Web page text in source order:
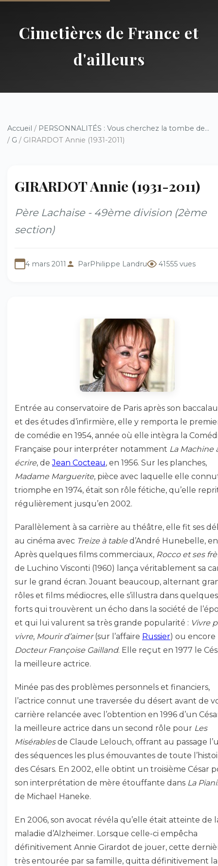
Cimetières de France et
d'ailleurs
Accueil / PERSONNALITÉS : Vous cherchez la tombe de...
/ G / GIRARDOT Annie (1931-2011)
GIRARDOT Annie (1931-2011)
Père Lachaise - 49ème division (2ème
section)
4 mars 2011 ParPhilippe Landru 41555 vues
Entrée au conservatoire de Paris après son
et des études d’infirmière, elle y remporta le
de comédie en 1954, année où elle intègra la
Française pour interpréter notamment La Machine
écrire, deJean Cocteau, en 1956. Sur les planches,
Madame Marguerite, pièce avec laquelle elle
triomphe en 1974, était son rôle fétiche, qu’elle
régulièrement jusqu’en 2002.
Parallèlement à sa carrière au théâtre, elle fit ses
au cinéma avec Treize à table d’André Hunebelle, en
Après quelques films commerciaux, Rocco et ses
de Luchino Visconti (1960) lança véritablement sa
sur le grand écran. Jouant beaucoup, alternant
rôles et films médiocres, elle s’illustra dans
forts qui trouvèrent un écho dans la société de
et qui lui valurent sa très grande popularité : Vivre
vivre, Mourir d’aimer(sur l’affaire Russier) ou encore
Docteur Françoise Gailland. Elle reçut en 1977 le
la meilleure actrice.
Minée pas des problèmes personnels et financiers,
l’actrice connut une traversée du désert avant de
carrière relancée avec l’obtention en 1996 d’un
la meilleure actrice dans un second rôle pour Les
Misérablesde Claude Lelouch, offrant au passage
des séquences les plus émouvantes de toute
des Césars. En 2002, elle obtint un troisième César
son interprétation de mère étouffante dans La
de Michael Haneke.
En 2006, son avocat révéla qu’elle était atteinte de
maladie d’Alzheimer. Lorsque celle-ci empêcha
définitivement Annie Girardot de jouer, cette
très entourée par sa famille, quitta définitivement la